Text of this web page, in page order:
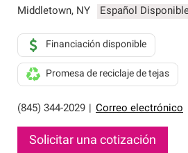
Middletown, NY Español
(845) 344-2029 Correo electrónico
Financiación disponible
Promesa de reciclaje de tejas
Solicitar una cotización